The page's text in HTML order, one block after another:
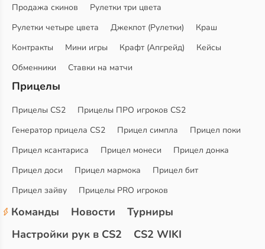
Продажа скинов
Рулетки три цвета
Рулетки четыре цвета
Джекпот (Рулетки)
Краш
Контракты
Мини игры Крафт (Апгрейд)
Кейсы
Обменники
Ставки на матчи
Прицелы
Прицелы CS2
Прицелы ПРО игроков CS2
Генератор прицела CS2
Прицел симпла
Прицел поки
Прицел ксантариса
Прицел монеси
Прицел донка
Прицел доси
Прицел мармока
Прицел бит
Прицел зайву
Прицелы PRO игроков
Команды Новости
Турниры
Настройки рук в CS2
CS2 WIKI